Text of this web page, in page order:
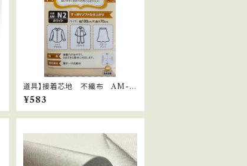
道具】接着芯地 不織布 AM-Ｎ
2
¥583